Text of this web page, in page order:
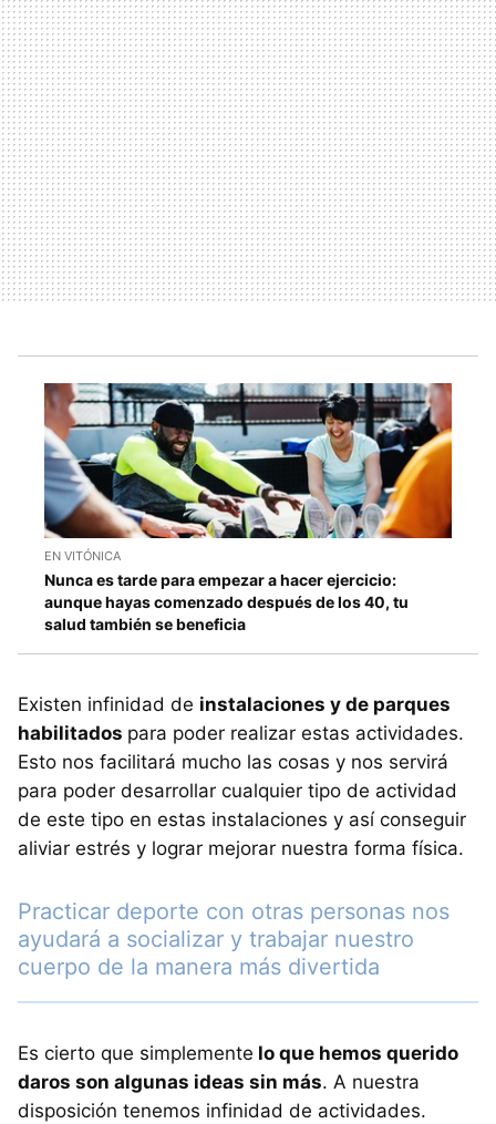
EN VITÓNICA
Nunca es tarde para empezar a hacer ejercicio:
aunque hayas comenzado después de los 40, tu
salud también se beneficia
Existen infinidad de instalaciones y de parques
habilitados para poder realizar estas actividades.
Esto nos facilitará mucho las cosas y nos servirá
para poder desarrollar cualquier tipo de actividad
de este tipo en estas instalaciones y así conseguir
aliviar estrés y lograr mejorar nuestra forma física.
Practicar deporte con otras personas nos
ayudará a socializar y trabajar nuestro
cuerpo de la manera más divertida
Es cierto que simplemente lo que hemos querido
daros son algunas ideas sin más. A nuestra
disposición tenemos infinidad de actividades.